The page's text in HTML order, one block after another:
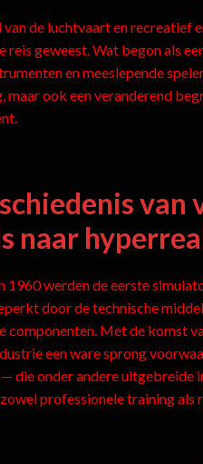
van de luchtvaart en
reis geweest. Wat begon als
en meeslepende
maar ook een veranderend
naar
1960 werden de eerste
door de technische
componenten. Met de komst
een ware sprong
— die onder andere
professionele training als